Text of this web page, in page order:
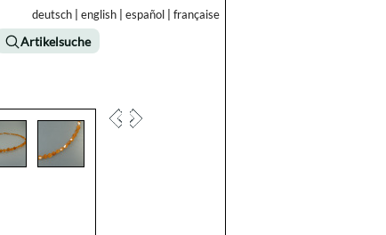
Artikelsuche
deutsch english español française